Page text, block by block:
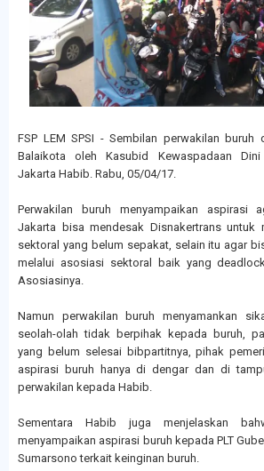
FSP LEM SPSI - Sembilan perwakilan buruh
Balaikota oleh Kasubid Kewaspadaan
Jakarta Habib. Rabu, 05/04/17.
Perwakilan buruh menyampaikan aspirasi
Jakarta bisa mendesak Disnakertrans untuk
sektoral yang belum sepakat, selain itu agar
melalui asosiasi sektoral baik yang
Asosiasinya.
Namun perwakilan buruh menyamankan
seolah-olah tidak berpihak kepada buruh,
yang belum selesai bibpartitnya, pihak
aspirasi buruh hanya di dengar dan di
perwakilan kepada Habib.
Sementara Habib juga menjelaskan
menyampaikan aspirasi buruh kepada PLT
Sumarsono terkait keinginan buruh.